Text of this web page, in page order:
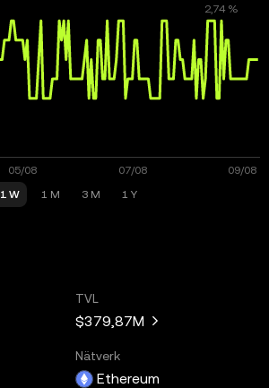
1 W 1 M 3 M 1 Y
TVL
$379,87M
Nätverk
Ethereum